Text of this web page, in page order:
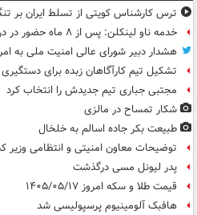
ترس کارشناس کویتی از تسلط ایران بر
خدمه ناو لینکلن: پس از ۸ ماه حضور در دریا خسته و درمانده‌ شدیم
هشدار دبیر شورای عالی امنیت ملی به
تشکیل تیم کارآگاهان زبده برای
مجتبی جباری تیم جدیدش را انتخاب کرد
شکار تمساح در مالزی
طبیعت بکر جاده اسالم به خلخال
توضیحات معاون امنیتی و انتظامی وزیر
پدر لیونل مسی درگذشت
قیمت طلا و سکه امروز ۱۴۰۵/۰۵/۱۷
هافبک آلومینیوم پرسپولیسی شد